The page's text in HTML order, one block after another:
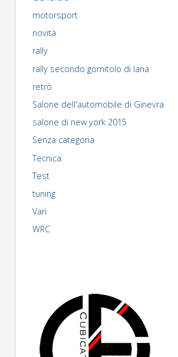
motorsport
novità
rally
rally secondo gomitolo di lana
retrò
Salone dell'automobile di Ginevra
salone di new york 2015
Senza categoria
Tecnica
Test
tuning
Vari
WRC